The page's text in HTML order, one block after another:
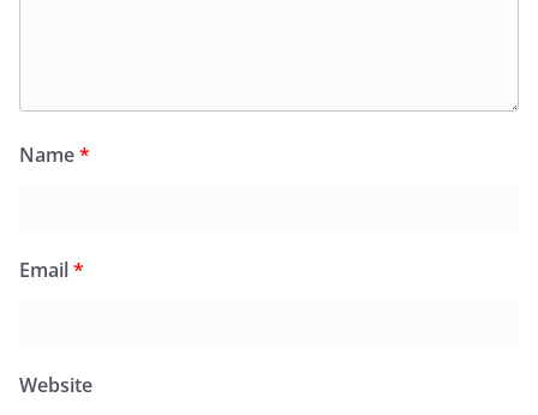
Name*
Email*
Website